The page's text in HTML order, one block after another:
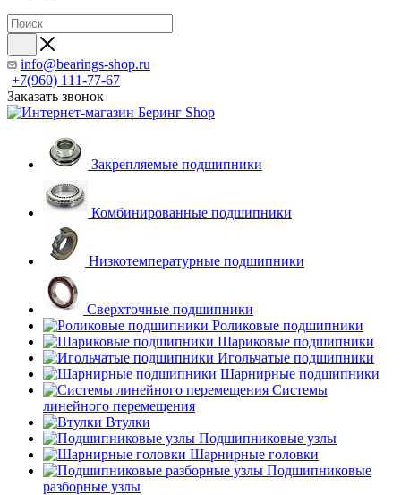
info@bearings-shop.ru
+7(960) 111-77-67
Заказать звонок
Закрепляемые подшипники
Комбинированные подшипники
Низкотемпературные подшипники
Сверхточные подшипники
Роликовые подшипники
Шариковые подшипники
Игольчатые подшипники
Шарнирные подшипники
Системы
линейного перемещения
Втулки
Подшипниковые узлы
Шарнирные головки
Подшипниковые
разборные узлы